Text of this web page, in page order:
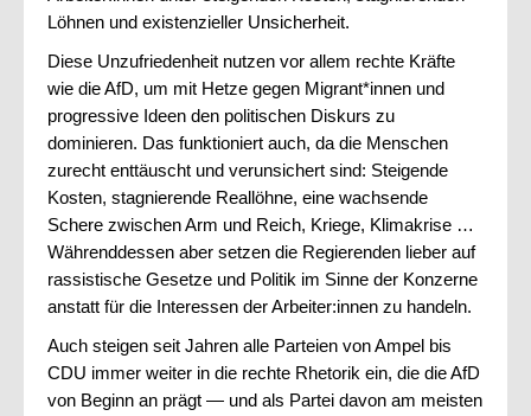
Löhnen und existenzieller Unsicherheit.
Diese Unzufriedenheit nutzen vor allem rechte Kräfte
wie die AfD, um mit Hetze gegen Migrant*innen und
progressive Ideen den politischen Diskurs zu
dominieren. Das funktioniert auch, da die Menschen
zurecht enttäuscht und verunsichert sind: Steigende
Kosten, stagnierende Reallöhne, eine wachsende
Schere zwischen Arm und Reich, Kriege, Klimakrise …
Währenddessen aber setzen die Regierenden lieber auf
rassistische Gesetze und Politik im Sinne der Konzerne
anstatt für die Interessen der Arbeiter:innen zu handeln.
Auch steigen seit Jahren alle Parteien von Ampel bis
CDU immer weiter in die rechte Rhetorik ein, die die AfD
von Beginn an prägt — und als Partei davon am meisten